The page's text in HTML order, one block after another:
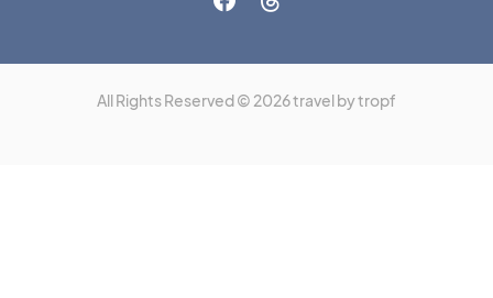
All Rights Reserved © 2026 travel by tropf